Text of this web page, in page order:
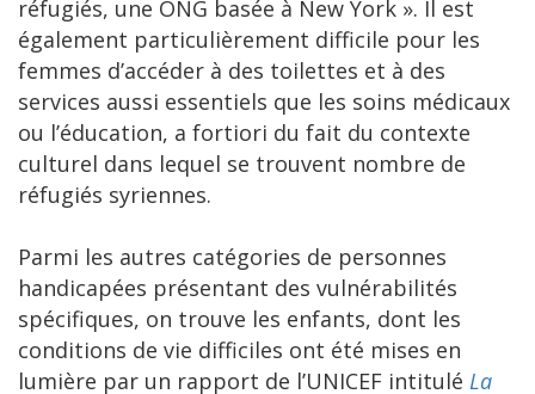
réfugiés, une ONG basée à New York ». Il est
également particulièrement difficile pour les
femmes d’accéder à des toilettes et à des
services aussi essentiels que les soins médicaux
ou l’éducation, a fortiori du fait du contexte
culturel dans lequel se trouvent nombre de
réfugiés syriennes.
Parmi les autres catégories de personnes
handicapées présentant des vulnérabilités
spécifiques, on trouve les enfants, dont les
conditions de vie difficiles ont été mises en
lumière par un rapport de l’UNICEF intitulé La